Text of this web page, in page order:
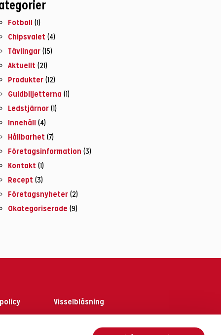
Fotboll (1)
Chipsvalet (4)
Tävlingar (15)
Aktuellt (21)
Produkter (12)
Guldbiljetterna (1)
Ledstjärnor (1)
Innehåll (4)
Hållbarhet (7)
Företagsinformation (3)
Kontakt (1)
Recept (3)
Företagsnyheter (2)
Okategoriserade (9)
Visselblåsning